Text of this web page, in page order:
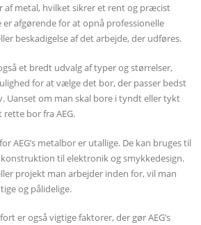
af metal, hvilket sikrer et rent og præcist
afgørende for at opnå professionelle
beskadigelse af det arbejde, der udføres.
et bredt udvalg af typer og størrelser,
for at vælge det bor, der passer bedst
Uanset om man skal bore i tyndt eller tykt
bor fra AEG.
AEG’s metalbor er utallige. De kan bruges til
til elektronik og smykkedesign.
projekt man arbejder inden for, vil man
og pålidelige.
er også vigtige faktorer, der gør AEG’s